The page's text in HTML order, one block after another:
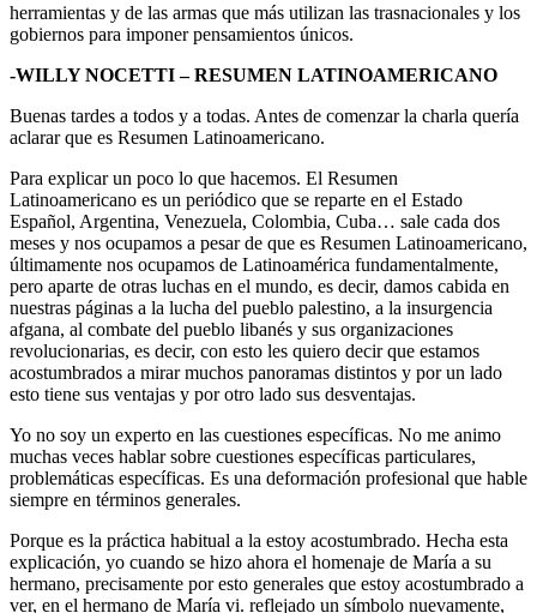
herramientas y de las armas que más utilizan las trasnacionales y los
gobiernos para imponer pensamientos únicos.
-WILLY NOCETTI – RESUMEN LATINOAMERICANO
Buenas tardes a todos y a todas. Antes de comenzar la charla quería
aclarar que es Resumen Latinoamericano.
Para explicar un poco lo que hacemos. El Resumen
Latinoamericano es un periódico que se reparte en el Estado
Español, Argentina, Venezuela, Colombia, Cuba… sale cada dos
meses y nos ocupamos a pesar de que es Resumen Latinoamericano,
últimamente nos ocupamos de Latinoamérica fundamentalmente,
pero aparte de otras luchas en el mundo, es decir, damos cabida en
nuestras páginas a la lucha del pueblo palestino, a la insurgencia
afgana, al combate del pueblo libanés y sus organizaciones
revolucionarias, es decir, con esto les quiero decir que estamos
acostumbrados a mirar muchos panoramas distintos y por un lado
esto tiene sus ventajas y por otro lado sus desventajas.
Yo no soy un experto en las cuestiones específicas. No me animo
muchas veces hablar sobre cuestiones específicas particulares,
problemáticas específicas. Es una deformación profesional que hable
siempre en términos generales.
Porque es la práctica habitual a la estoy acostumbrado. Hecha esta
explicación, yo cuando se hizo ahora el homenaje de María a su
hermano, precisamente por esto generales que estoy acostumbrado a
ver, en el hermano de María vi. reflejado un símbolo nuevamente,